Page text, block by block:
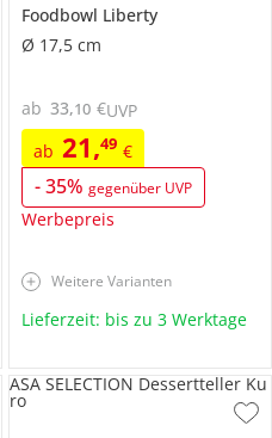
Foodbowl Liberty
Ø 17,5 cm
ab 21,49 €
-35% gegenüber UVP
Werbepreis
ab 33,10 €UVP
Weitere Varianten
Lieferzeit: bis zu 3 Werktage
ASA SELECTION Dessertteller Ku
ro